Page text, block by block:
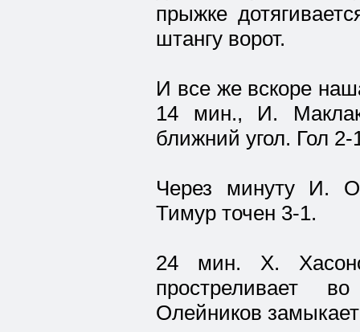
прыжке
штангу ворот.
И все же вскоре
14 мин., И.
ближний угол. Гол 2-
Через минуту И.
Тимур точен 3-1.
24 мин. Х.
простреливает
Олейников